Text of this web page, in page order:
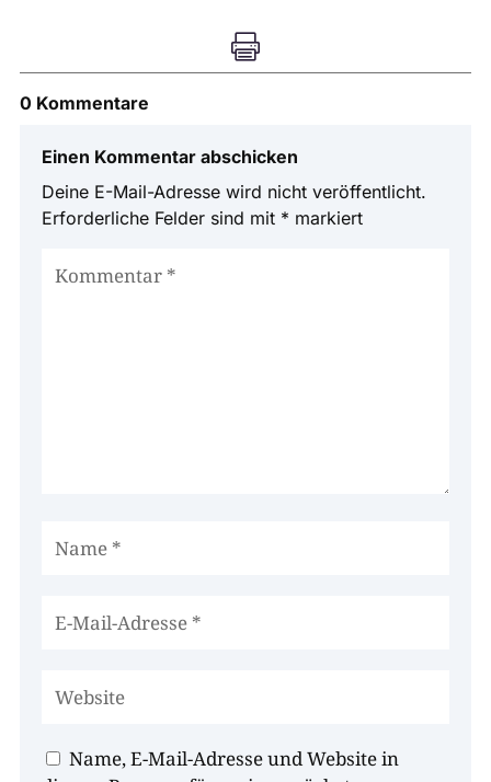

0 Kommentare
Einen Kommentar abschicken
Deine E-Mail-Adresse wird nicht veröffentlicht.
Erforderliche Felder sind mit * markiert
Name, E-Mail-Adresse und Website in